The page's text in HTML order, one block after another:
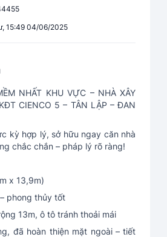
15:49 04/06/2025
NHẤT KHU VỰC – NHÀ XÂY
CIENCO 5 – TÂN LẬP – ĐAN
kỳ hợp lý, sở hữu ngay căn nhà
chắc chắn – pháp lý rõ ràng!
x 13,9m)
phong thủy tốt
13m, ô tô tránh thoải mái
đã hoàn thiện mặt ngoài – tiết